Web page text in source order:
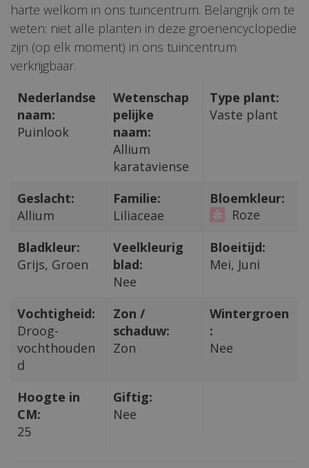
harte welkom in ons tuincentrum. Belangrijk om te
weten: niet alle planten in deze groenencyclopedie
zijn (op elk moment) in ons tuincentrum
verkrijgbaar.
Nederlandse
naam:
Puinlook
Wetenschap
pelijke
naam:
Allium
karataviense
Type plant:
Vaste plant
Geslacht:
Allium
Familie:
Liliaceae
Bloemkleur:
Roze
Bladkleur:
Grijs, Groen
Veelkleurig
blad:
Nee
Bloeitijd:
Mei, Juni
Vochtigheid:
Droog-
vochthouden
d
Zon /
schaduw:
Zon
Wintergroen
:
Nee
Hoogte in
CM:
25
Giftig:
Nee